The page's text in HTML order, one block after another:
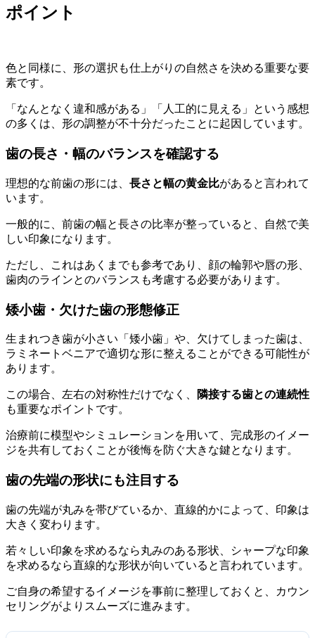
ポイント
色と同様に、形の選択も仕上がりの自然さを決める重要な要
素です。
「なんとなく違和感がある」「人工的に見える」という感想
の多くは、形の調整が不十分だったことに起因しています。
歯の長さ・幅のバランスを確認する
理想的な前歯の形には、 長さと幅の黄金比があると言われて
います。
一般的に、前歯の幅と長さの比率が整っていると、自然で美
しい印象になります。
ただし、これはあくまでも参考であり、顔の輪郭や唇の形、
歯肉のラインとのバランスも考慮する必要があります。
矮小歯・欠けた歯の形態修正
生まれつき歯が小さい「矮小歯」や、欠けてしまった歯は、
ラミネートベニアで適切な形に整えることができる可能性が
あります。
この場合、左右の対称性だけでなく、
隣接する歯との連続性
も重要なポイントです。
治療前に模型やシミュレーションを用いて、完成形のイメー
ジを共有しておくことが後悔を防ぐ大きな鍵となります。
歯の先端の形状にも注目する
歯の先端が丸みを帯びているか、直線的かによって、印象は
大きく変わります。
若々しい印象を求めるなら丸みのある形状、シャープな印象
を求めるなら直線的な形状が向いていると言われています。
ご自身の希望するイメージを事前に整理しておくと、カウン
セリングがよりスムーズに進みます。